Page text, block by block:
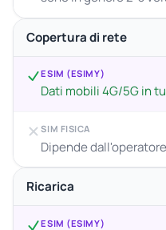
Copertura di rete
ESIM (ESIMY)
Dati mobili 4G/5G in
SIM FISICA
Dipende
Ricarica
ESIM (ESIMY)